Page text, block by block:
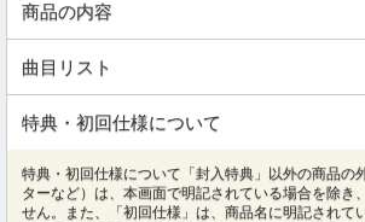
商品の内容
曲目リスト
特典・初回仕様について
特典・初回仕様について「封入特典」以外の商品の
ターなど）は、本画面で明記されている場合を除き
せん。また、「初回仕様」は、商品名に明記されて